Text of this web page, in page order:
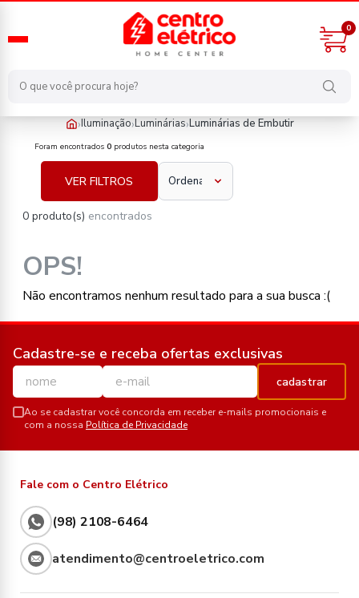
0
›Iluminação›Luminárias›Luminárias de Embutir
iluminacao/luminarias/luminarias-de-embutir
Foram encontrados 0 produtos nesta categoria
VER FILTROS
0 produto(s) encontrados
OPS!
Não encontramos nenhum resultado para a sua busca :(
Cadastre-se e receba ofertas exclusivas
cadastrar
Ao se cadastrar você concorda em receber e-mails promocionais e
com a nossa Política de Privacidade
Fale com o Centro Elétrico
(98) 2108-6464
atendimento@centroeletrico.com